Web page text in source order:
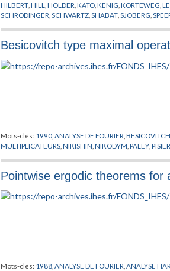
HILBERT ,HILL ,HOLDER ,KATO ,KENIG ,KORTEWEG ,
SCHRODINGER ,SCHWARTZ ,SHABAT ,SJOBERG ,
Besicovitch type maximal
Mots-clés: 1990 ANALYSE DE FOURIER ,BESICOVITCH
MULTIPLICATEURS ,NIKISHIN ,NIKODYM ,PALEY ,PISIER
Pointwise ergodic theorems
Mots-clés: 1988 ,ANALYSE DE FOURIER ,ANALYSE